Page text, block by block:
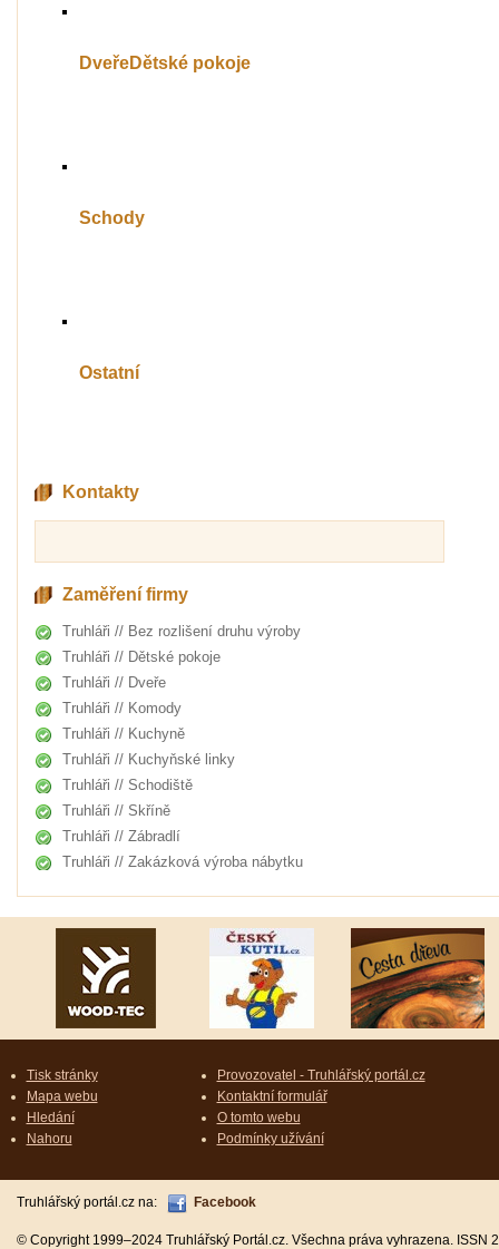
DveřeDětské pokoje
Schody
Ostatní
Kontakty
Zaměření firmy
Truhláři // Bez rozlišení druhu výroby
Truhláři // Dětské pokoje
Truhláři // Dveře
Truhláři // Komody
Truhláři // Kuchyně
Truhláři // Kuchyňské linky
Truhláři // Schodiště
Truhláři // Skříně
Truhláři // Zábradlí
Truhláři // Zakázková výroba nábytku
Tisk stránky
Mapa webu
Hledání
Nahoru
Provozovatel - Truhlářský portál.cz
Kontaktní formulář
O tomto webu
Podmínky užívání
Truhlářský portál.cz na: Facebook
© Copyright 1999–2024 Truhlářský Portál.cz. Všechna práva vyhrazena.